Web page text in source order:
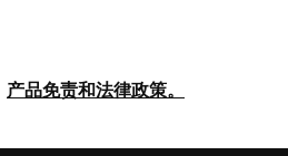
产品免责和法律政策。